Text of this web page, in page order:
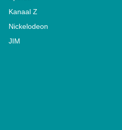
Kanaal Z
Nickelodeon
JIM